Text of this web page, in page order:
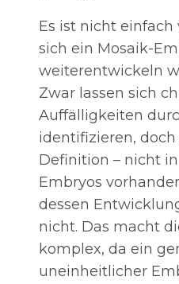
Es ist nicht einfach
sich ein Mosaik-
weiterentwickeln
Zwar lassen sich
Auffälligkeiten
identifizieren, doch
Definition – nicht
Embryos
dessen
nicht. Das macht
komplex, da ein
uneinheitlicher